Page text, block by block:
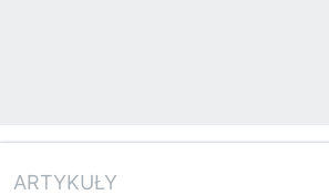
ARTYKUŁY